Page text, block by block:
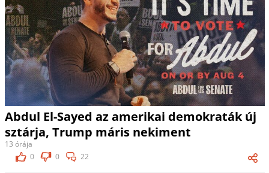
Abdul El-Sayed az amerikai demokraták új
sztárja, Trump máris nekiment
13 órája
0
0 22